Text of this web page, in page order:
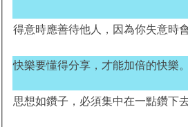
得意時應善待他人，因為你失意時
快樂要懂得分享，才能加倍的快樂。
思想如鑽子，必須集中在一點鑽下